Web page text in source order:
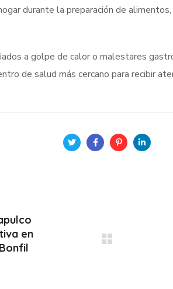
durante la preparación de
a golpe de calor o malestares
de salud más cercano para recibir
en